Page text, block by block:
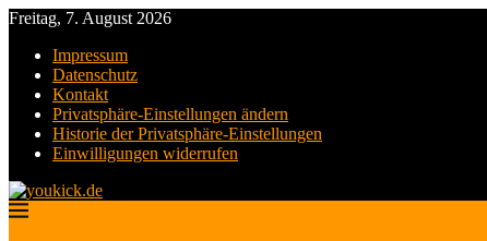
Freitag, 7. August 2026
Impressum
Datenschutz
Kontakt
Privatsphäre-Einstellungen ändern
Historie der Privatsphäre-Einstellungen
Einwilligungen widerrufen